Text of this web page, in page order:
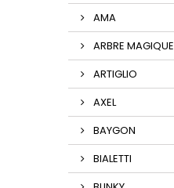
AMA
ARBRE MAGIQUE
ARTIGLIO
AXEL
BAYGON
BIALETTI